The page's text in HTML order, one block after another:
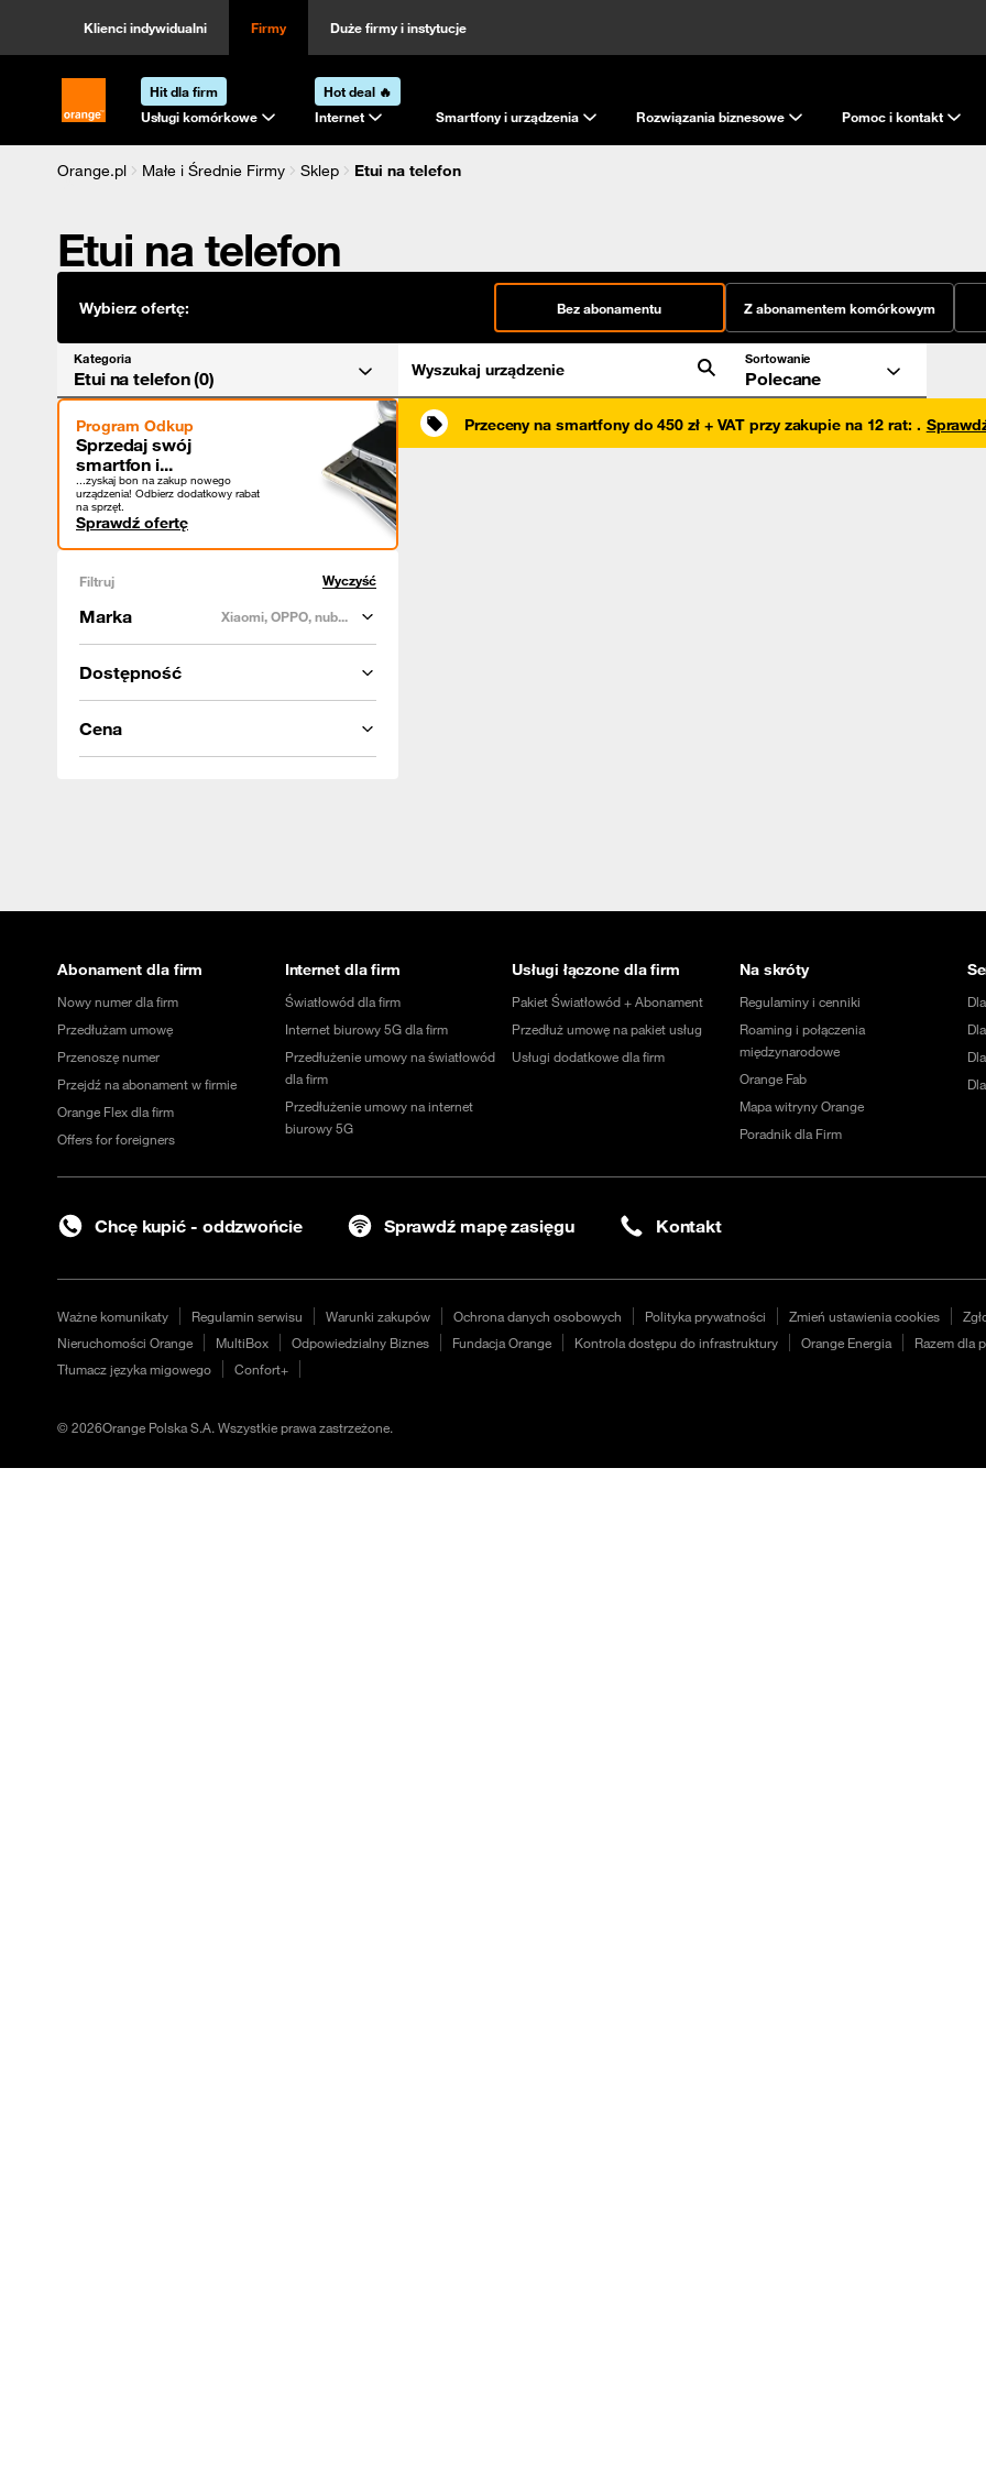
Klienci indywidualni Firmy Duże firmy i instytucje
Strona główna Orange.pl
Hit dla firm
Usługi komórkowe
Hot deal 🔥
Internet
Smartfony i urządzenia Rozwiązania biznesowe Pomoc i kontakt
Orange.pl Małe i Średnie Firmy Sklep
Etui na telefon
Etui na telefon
Wybierz ofertę: Bez abonamentu Z abonamentem komórkowym
Kategoria
Etui na telefon (0) Wyszukaj urządzenie
Sortowanie
Polecane
Program Odkup
Sprzedaj swój
smartfon i...
...zyskaj bon na zakup nowego
urządzenia! Odbierz dodatkowy rabat
na sprzęt.
Sprawdź ofertę
Filtruj Wyczyść
Marka Xiaomi, OPPO, nub...
Dostępność
Cena
Przeceny na smartfony do 450 zł + VAT przy zakupie na 12 rat: .
Abonament dla firm
Nowy numer dla firm
Przedłużam umowę
Przenoszę numer
Przejdź na abonament w firmie
Orange Flex dla firm
Offers for foreigners
Internet dla firm
Światłowód dla firm
Internet biurowy 5G dla firm
Przedłużenie umowy na światłowód
dla firm
Przedłużenie umowy na internet
biurowy 5G
Usługi łączone dla firm
Pakiet Światłowód + Abonament
Przedłuż umowę na pakiet usług
Usługi dodatkowe dla firm
Na skróty
Regulaminy i cenniki
Roaming i połączenia
międzynarodowe
Orange Fab
Mapa witryny Orange
Poradnik dla Firm
Chcę kupić - oddzwońcie Sprawdź mapę zasięgu Kontakt
Ważne komunikaty Regulamin serwisu Warunki zakupów Ochrona danych osobowych Polityka prywatności Zmień ustawienia cookies
Nieruchomości Orange
MultiBox Odpowiedzialny Biznes Fundacja Orange Kontrola dostępu do infrastruktury Orange Energia Razem dla
Tłumacz języka migowego
Confort+
©2026Orange Polska S.A. Wszystkie prawa zastrzeżone.